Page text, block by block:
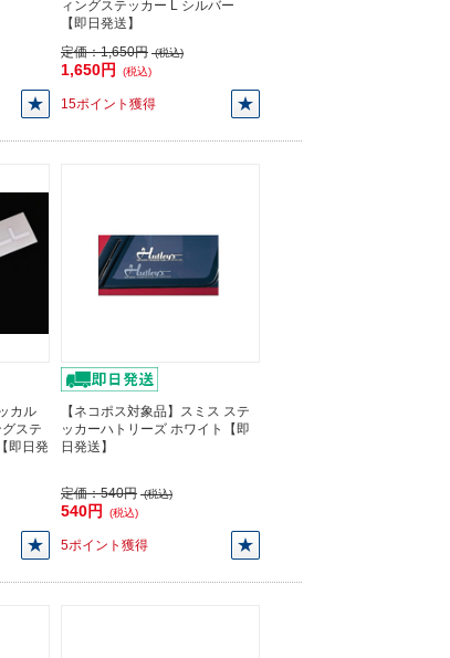
ィングステッカー L シルバー
【即日発送】
定価：1,650円 (税込)
1,650円 (税込)
15ポイント獲得
カル
ステ
即日発
【ネコポス対象品】スミス ステ
ッカーハトリーズ ホワイト【即
日発送】
定価：540円 (税込)
540円 (税込)
5ポイント獲得